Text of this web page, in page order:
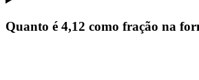
Quanto é 4,12 como fração na